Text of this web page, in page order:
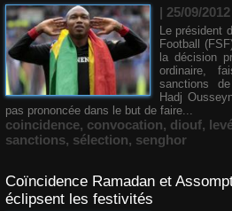
| 25/09/2012
Le président
Football
la décision
ordinaire,
sanctions
Hadj
pas prononcée dans le but de faire...
coincidence, convocation, diouf,
sanctions, sélection, senghor
Coïncidence Ramadan et
éclipsent les festivités